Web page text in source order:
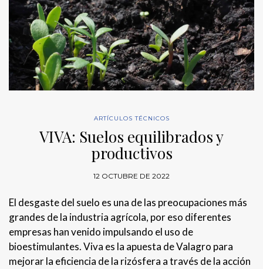
ARTÍCULOS TÉCNICOS
VIVA: Suelos equilibrados y
productivos
12 OCTUBRE DE 2022
El desgaste del suelo es una de las preocupaciones más
grandes de la industria agrícola, por eso diferentes
empresas han venido impulsando el uso de
bioestimulantes. Viva es la apuesta de Valagro para
mejorar la eficiencia de la rizósfera a través de la acción